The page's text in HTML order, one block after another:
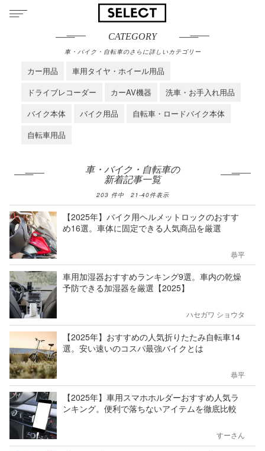
CATEGORY
車・バイク・自転車のさらに詳しいカテゴリー
カー用品
車用タイヤ・ホイール用品
ドライブレコーダー
カーAV機器
洗車・お手入れ用品
バイク本体
バイク用品
自転車・ロードバイク本体
自転車用品
車・バイク・自転車の
新着記事一覧
203 件中 21-40件表示
【2025年】バイク用ヘルメットロックのおすす
め16選。車体に固定できる人気商品を厳選
恭平
車用加湿器おすすめランキング9選。車内の乾燥
予防できる加湿器を厳選【2025】
ハセガワ ショウタ
【2025年】おすすめの人気折りたたみ自転車14
選。安い速いのコスパ最強バイクとは
恭平
【2025年】車用スマホホルダーおすすめ人気ラ
ンキング。便利で落ちないアイテムを徹底比較
すーさん